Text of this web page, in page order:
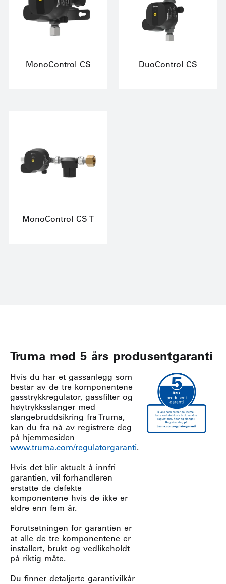
MonoControl CS DuoControl CS
MonoControl CS T
Truma med 5 års produsentgaranti
Hvis du har et gassanlegg som
består av de tre komponentene
gasstrykkregulator, gassfilter og
høytrykksslanger med
slangebruddsikring fra Truma,
kan du fra nå av registrere deg
på hjemmesiden
www.truma.com/regulatorgaranti.
Hvis det blir aktuelt å innfri
garantien, vil forhandleren
erstatte de defekte
komponentene hvis de ikke er
eldre enn fem år.
Forutsetningen for garantien er
at alle de tre komponentene er
installert, brukt og vedlikeholdt
på riktig måte.
Du finner detaljerte garantivilkår